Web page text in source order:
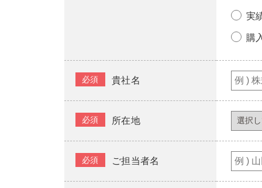
実
購
必須 貴社名
必須 所在地
必須 ご担当者名